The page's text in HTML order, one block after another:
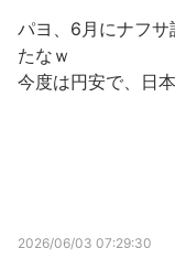
パヨ、6月にナフサ
たなｗ
今度は円安で、日
2026/06/03 07:29:30